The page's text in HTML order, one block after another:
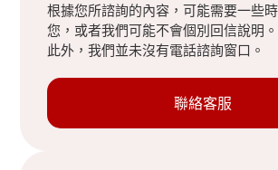
根據您所諮詢的內容，可能需要一些
您，或者我們可能不會個別回信說明。
此外，我們並未沒有電話諮詢窗口。
聯絡客服